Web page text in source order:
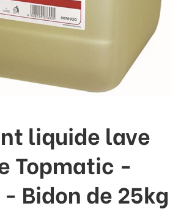
liquide lave
Topmatic -
- Bidon de 25kg